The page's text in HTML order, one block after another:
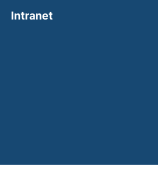
Intranet(external link,